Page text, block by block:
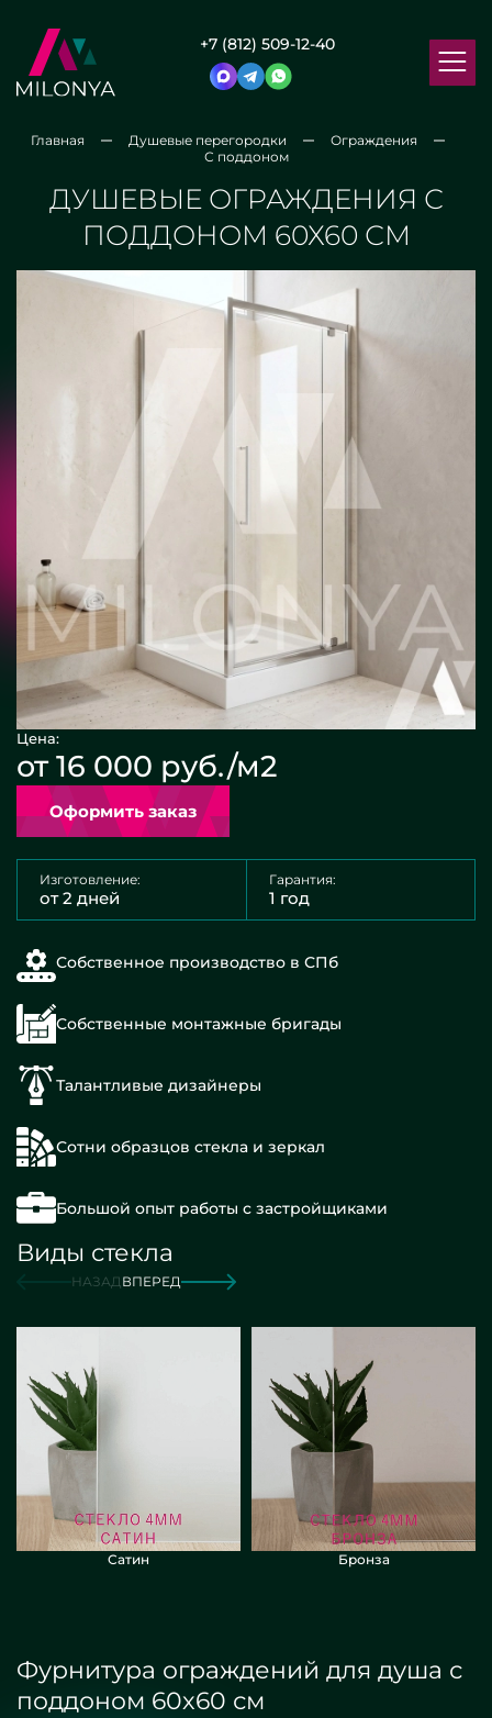
+7 (812) 509-12-40
Главная Душевые перегородки
Ограждения
С поддоном
ДУШЕВЫЕ ОГРАЖДЕНИЯ С
ПОДДОНОМ 60Х60 СМ
Цена:
от 16 000 руб./м2
Оформить заказ
Изготовление:
от 2 дней
Гарантия:
1 год
Собственное производство в СПб
Собственные монтажные бригады
Талантливые дизайнеры
Сотни образцов стекла и зеркал
Большой опыт работы с застройщиками
Виды стекла
НАЗАДВПЕРЕД
Сатин Бронза
Фурнитура ограждений для душа с
поддоном 60х60 см